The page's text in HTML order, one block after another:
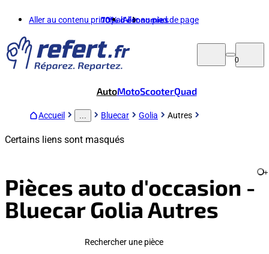
Aller au contenu principalAller au pied de page
70%d'économies
0
AutoMotoScooterQuad
Accueil Bluecar Golia Autres
Certains liens sont masqués
Pièces auto d'occasion -
Bluecar Golia Autres
+
Rechercher une pièce